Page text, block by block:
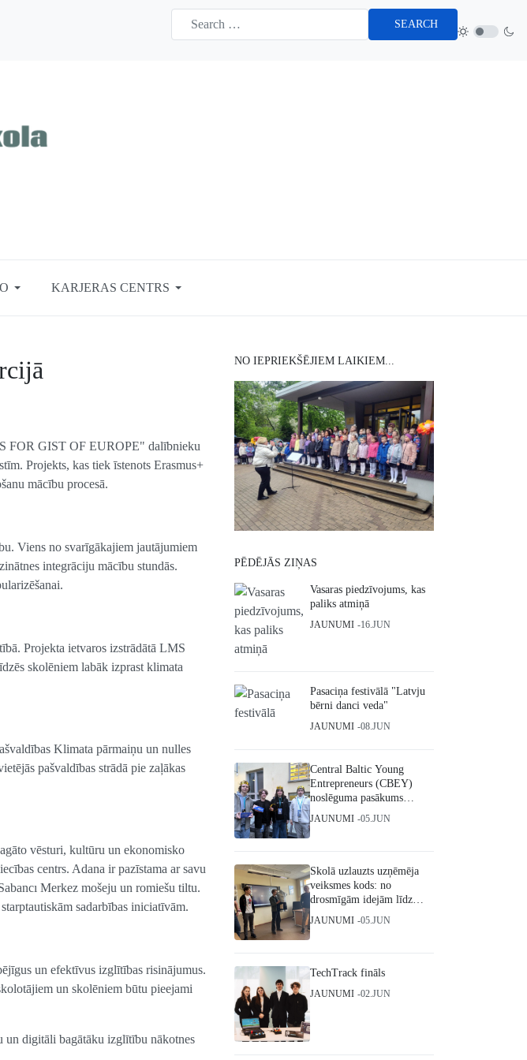
SEARCH
KARJERAS CENTRS
FOR GIST OF EUROPE" dalībnieku
Projekts, kas tiek īstenots Erasmus+
mācību procesā.
Viens no svarīgākajiem jautājumiem
integrāciju mācību stundās.
Projekta ietvaros izstrādātā LMS
skolēniem labāk izprast klimata
Klimata pārmaiņu un nulles
pašvaldības strādā pie zaļākas
vēsturi, kultūru un ekonomisko
centrs. Adana ir pazīstama ar savu
Merkez mošeju un romiešu tiltu.
sadarbības iniciatīvām.
un efektīvus izglītības risinājumus.
un skolēniem būtu pieejami
un digitāli bagātāku izglītību nākotnes
NO IEPRIEKŠĒJIEM LAIKIEM...
PĒDĒJĀS ZIŅAS
Vasaras piedzīvojums, kas
paliks atmiņā
JAUNUMI 16.JUN
Pasaciņa festivālā "Latvju
bērni danci veda"
JAUNUMI 08.JUN
Central Baltic Young
Entrepreneurs (CBEY)
noslēguma pasākums
Helsinkos
JAUNUMI 05.JUN
Skolā uzlauzts uzņēmēja
veiksmes kods: no
drosmīgām idejām līdz
starptautiskiem triumfiem
JAUNUMI 05.JUN
TechTrack fināls
JAUNUMI 02.JUN